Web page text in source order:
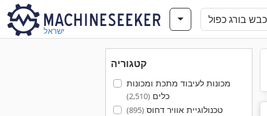
ישראל
קטגוריה
מכונות לעיבוד מתכת ומכונות
כלים(2,510)
טכנולוגיית אוויר דחוס(895)